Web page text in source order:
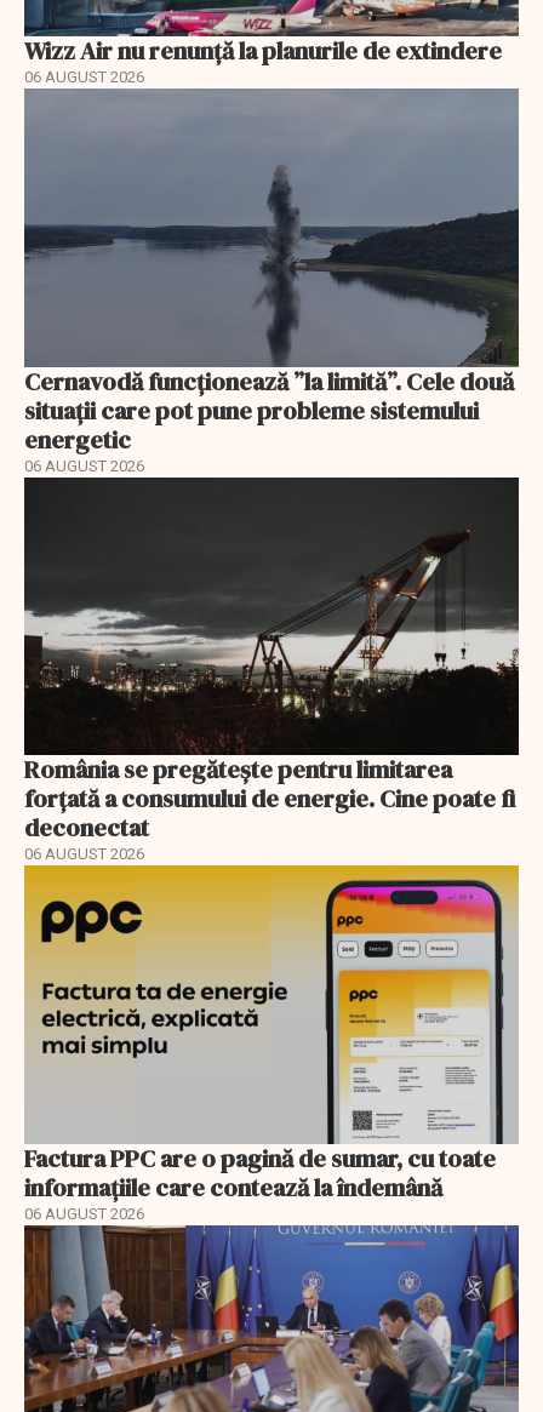
Wizz Air nu renunță la planurile de extindere
06 AUGUST 2026
Cernavodă funcționează ”la limită”. Cele două
situații care pot pune probleme sistemului
energetic
06 AUGUST 2026
România se pregătește pentru limitarea
forțată a consumului de energie. Cine poate fi
deconectat
06 AUGUST 2026
Factura PPC are o pagină de sumar, cu toate
informațiile care contează la îndemână
06 AUGUST 2026